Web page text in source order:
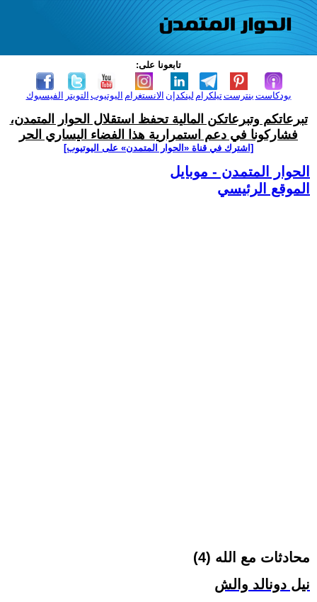
تابعونا على:
الفيسبوك التويتر اليوتيوب الانستغرام لينكدإن تيلكرامبنترست بودكاست
تبرعاتكم وتبرعاتكن المالية تحفظ استقلال الحوار المتمدن،
فشاركونا في دعم استمرارية هذا الفضاء اليساري الحر
[اشترك في قناة ‫«الحوار المتمدن» على اليوتيوب]
الحوار المتمدن - موبايل
الموقع الرئيسي
محادثات مع الله (4)
نيل دونالد والش